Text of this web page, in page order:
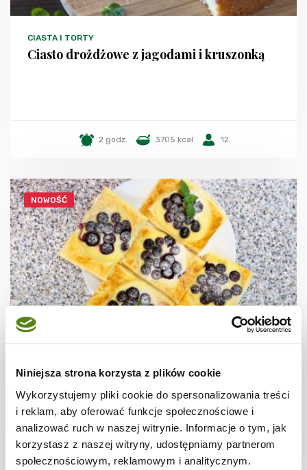
Niniejsza strona korzysta z plików cookie
Wykorzystujemy pliki cookie do spersonalizowania treści
i reklam, aby oferować funkcje społecznościowe i
analizować ruch w naszej witrynie. Informacje o tym, jak
korzystasz z naszej witryny, udostępniamy partnerom
społecznościowym, reklamowym i analitycznym.
CIASTA I TORTY
Ciasto drożdżowe z jagodami i kruszonką
2 godz. 3705 kcal 12
NOWOŚĆ
Ciastka francuskie z borówkami + film
30 min. 1531 kcal 8